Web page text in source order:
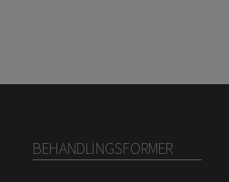
BEHANDLINGSFORMER